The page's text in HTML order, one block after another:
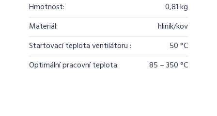
Hmotnost:
0,81 kg
Materiál:
hliník/kov
Startovací teplota ventilátoru :
50 °C
Optimální pracovní teplota:
85 – 350 °C